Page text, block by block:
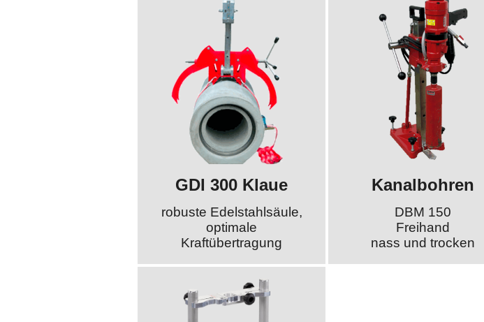
GDI 300 Klaue
robuste Edelstahlsäule,
optimale
Kraftübertragung
Kanalbohren
DBM 150
Freihand
nass und trocken